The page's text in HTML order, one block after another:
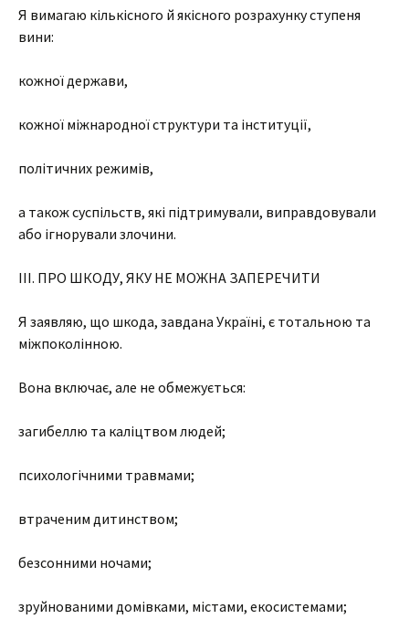
Я вимагаю кількісного й якісного розрахунку ступеня
вини:
кожної держави,
кожної міжнародної структури та інституції,
політичних режимів,
а також суспільств, які підтримували, виправдовували
або ігнорували злочини.
III. ПРО ШКОДУ, ЯКУ НЕ МОЖНА ЗАПЕРЕЧИТИ
Я заявляю, що шкода, завдана Україні, є тотальною та
міжпоколінною.
Вона включає, але не обмежується:
загибеллю та каліцтвом людей;
психологічними травмами;
втраченим дитинством;
безсонними ночами;
зруйнованими домівками, містами, екосистемами;